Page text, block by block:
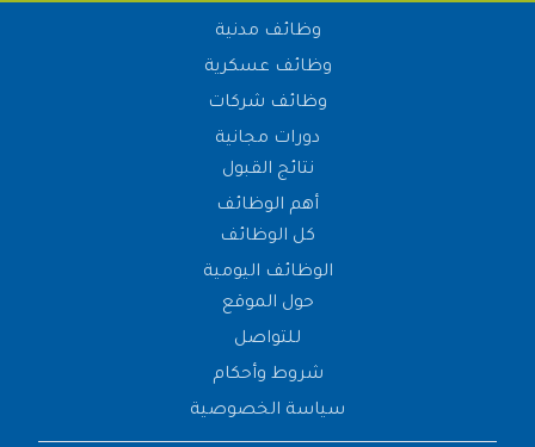
وظائف مدنية
وظائف عسكرية
وظائف شركات
دورات مجانية
نتائج القبول
أهم الوظائف
كل الوظائف
الوظائف اليومية
حول الموقع
للتواصل
شروط وأحكام
سياسة الخصوصية